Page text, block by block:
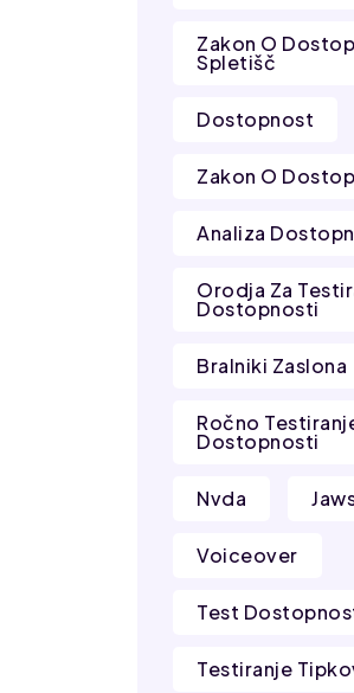
Zakon O
Spletišč
Dostopnost
Zakon O
Analiza
Orodja Za
Dostopnosti
Bralniki Zaslona
Ročno
Dostopnosti
Nvda
Voiceover
Test
Testiranje